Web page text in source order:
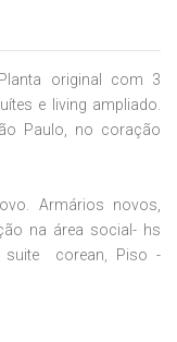
original com 3
e living ampliado.
Paulo, no coração
Armários novos,
na área social- hs
suite corean, Piso -